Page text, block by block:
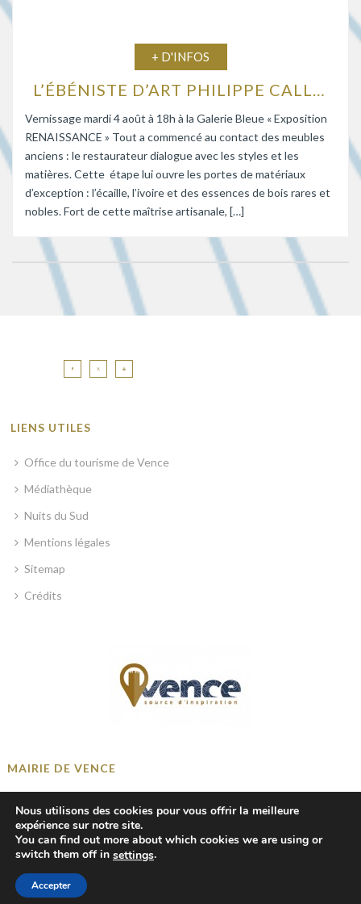
+ D'INFOS
Vernissage mardi 4 août à 18h à la Galerie Bleue « Exposition
RENAISSANCE » Tout a commencé au contact des meubles
anciens : le restaurateur dialogue avec les styles et les
matières. Cette étape lui ouvre les portes de matériaux
d’exception : l’écaille, l’ivoire et des essences de bois rares et
nobles. Fort de cette maîtrise artisanale, […]
LIENS UTILES
Office du tourisme de Vence
Médiathèque
Nuits du Sud
Mentions légales
Sitemap
Crédits
MAIRIE DE VENCE
+33 4 93 58 41 00
mairie@ville-vence.fr
© 2018-2024 Mairie de Vence — tous droits réservés
Nous utilisons des cookies pour vous offrir la meilleure
expérience sur notre site.
You can find out more about which cookies we are using or
switch them off in settings.
Accepter